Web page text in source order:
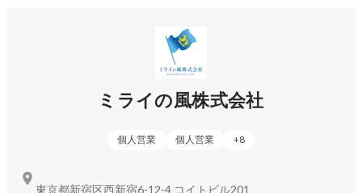
ミライの風株式会社
個人営業 個人営業 +8
東京都新宿区西新宿6-12-4 コイトビル201